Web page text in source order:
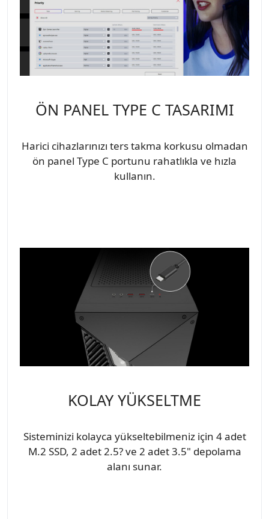
ÖN PANEL TYPE C TASARIMI
Harici cihazlarınızı ters takma korkusu olmadan
ön panel Type C portunu rahatlıkla ve hızla
kullanın.
KOLAY YÜKSELTME
Sisteminizi kolayca yükseltebilmeniz için 4 adet
M.2 SSD, 2 adet 2.5? ve 2 adet 3.5" depolama
alanı sunar.